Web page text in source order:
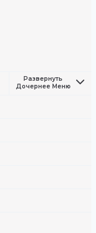
Развернуть
Дочернее Меню